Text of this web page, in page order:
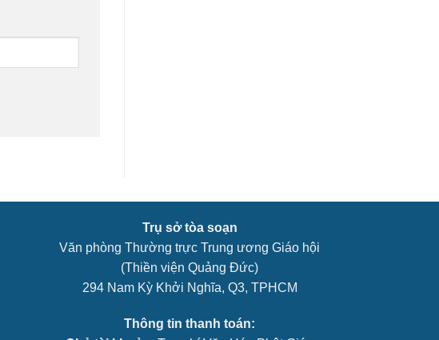
Trụ sở tòa soạn
Văn phòng Thường trực Trung ương Giáo hội
(Thiền viện Quảng Đức)
294 Nam Kỳ Khởi Nghĩa, Q3, TPHCM
Thông tin thanh toán: